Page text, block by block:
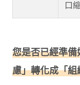
口
您是否已經準
慮」轉化成「